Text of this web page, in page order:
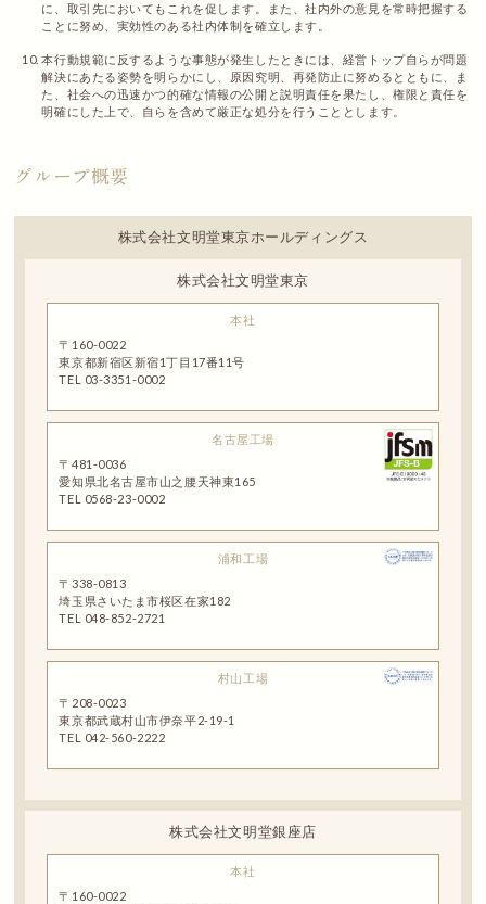
に、取引先においてもこれを促します。また、社内外の意見を常時把握する
ことに努め、実効性のある社内体制を確立します。
本行動規範に反するような事態が発生したときには、経営トップ自らが問題
解決にあたる姿勢を明らかにし、原因究明、再発防止に努めるとともに、ま
た、社会への迅速かつ的確な情報の公開と説明責任を果たし、権限と責任を
明確にした上で、自らを含めて厳正な処分を行うこととします。
グループ概要
株式会社文明堂東京ホールディングス
株式会社文明堂東京
本社
〒160-0022
東京都新宿区新宿1丁目17番11号
TEL 03-3351-0002
名古屋工場
〒481-0036
愛知県北名古屋市山之腰天神東165
TEL 0568-23-0002
浦和工場
〒338-0813
埼玉県さいたま市桜区在家182
TEL 048-852-2721
村山工場
〒208-0023
東京都武蔵村山市伊奈平2-19-1
TEL 042-560-2222
株式会社文明堂銀座店
本社
〒160-0022